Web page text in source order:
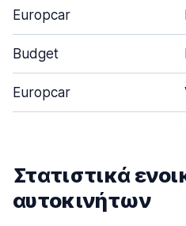
Europcar
Budget
Europcar
Στατιστικά
αυτοκινήτων